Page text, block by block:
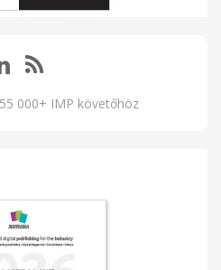
000+ IMP követőhöz